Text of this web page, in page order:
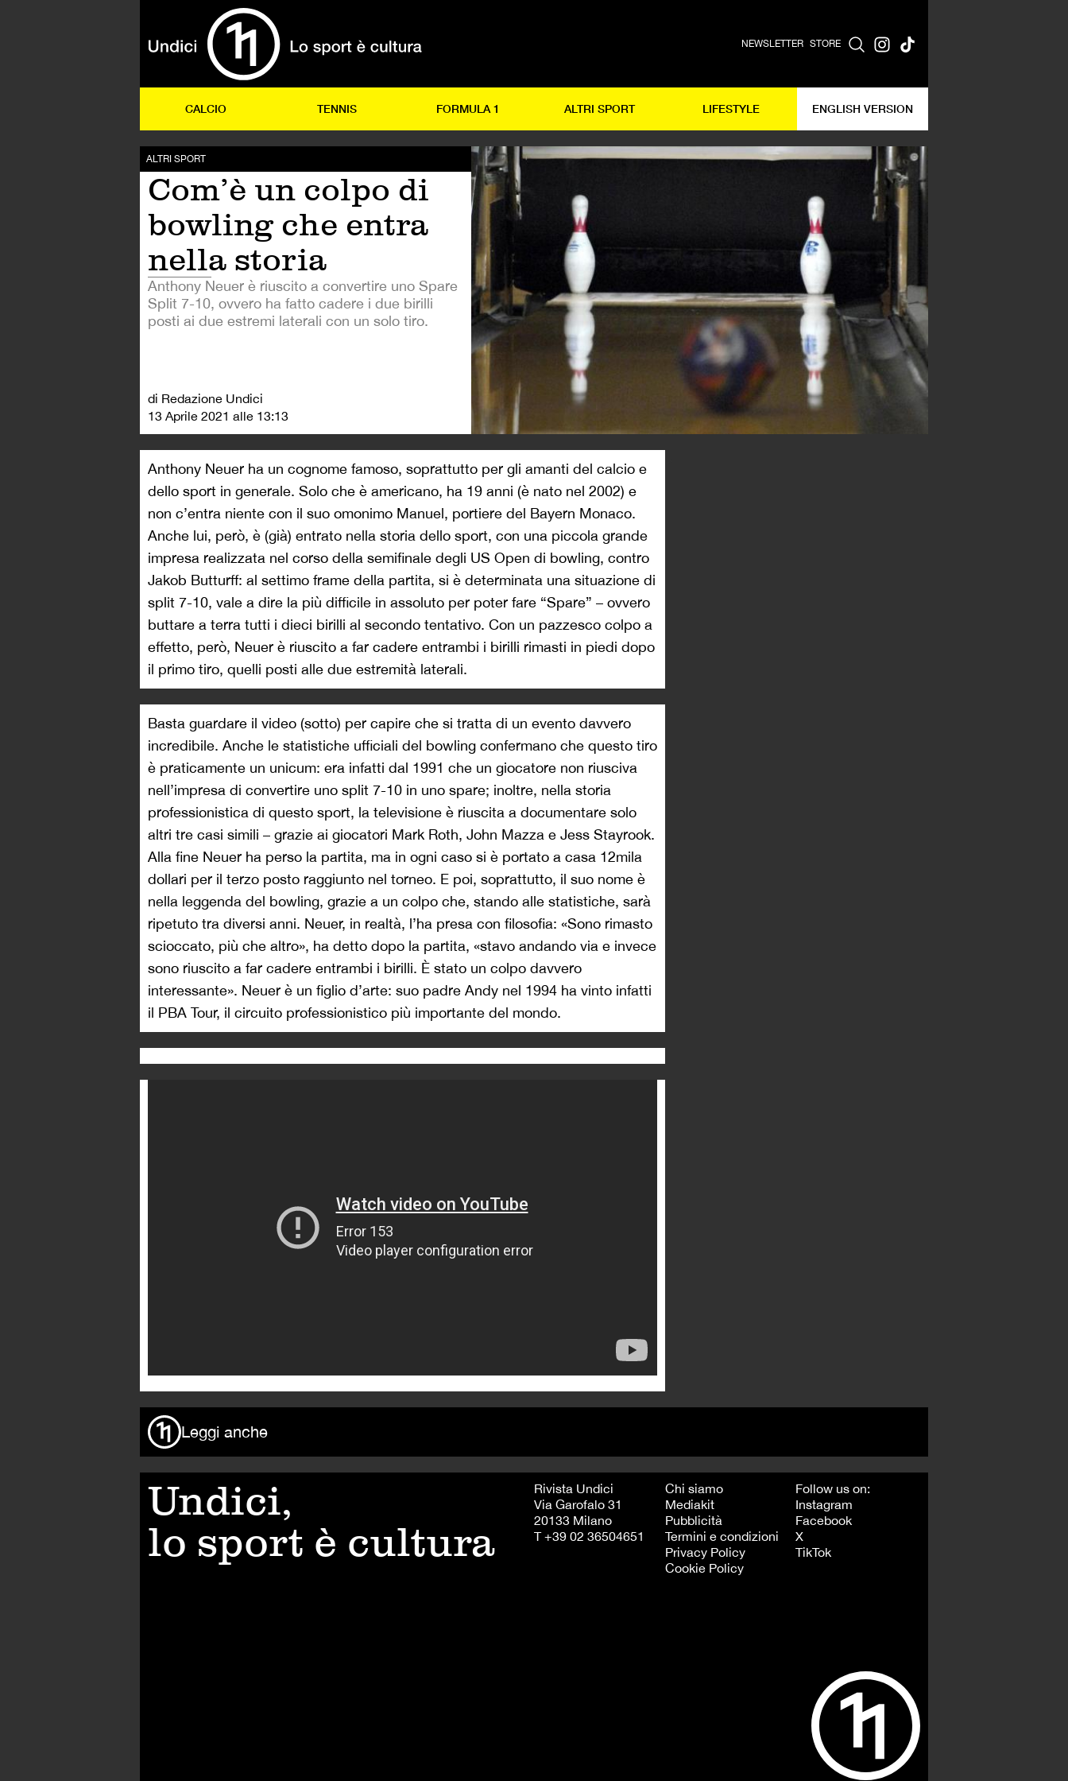
NEWSLETTER STORE
CALCIO TENNIS FORMULA 1 ALTRI SPORT LIFESTYLE ENGLISH VERSION
ALTRI SPORT
Com’è un colpo di
bowling che entra
nella storia
Anthony Neuer è riuscito a convertire uno Spare
Split 7-10, ovvero ha fatto cadere i due birilli
posti ai due estremi laterali con un solo tiro.
di Redazione Undici
13 Aprile 2021 alle 13:13
Anthony Neuer ha un cognome famoso, soprattutto per gli amanti del calcio e
dello sport in generale. Solo che è americano, ha 19 anni (è nato nel 2002) e
non c’entra niente con il suo omonimo Manuel, portiere del Bayern Monaco.
Anche lui, però, è (già) entrato nella storia dello sport, con una piccola grande
impresa realizzata nel corso della semifinale degli US Open di bowling, contro
Jakob Butturff: al settimo frame della partita, si è determinata una situazione di
split 7-10, vale a dire la più difficile in assoluto per poter fare “Spare” – ovvero
buttare a terra tutti i dieci birilli al secondo tentativo. Con un pazzesco colpo a
effetto, però, Neuer è riuscito a far cadere entrambi i birilli rimasti in piedi dopo
il primo tiro, quelli posti alle due estremità laterali.
Basta guardare il video (sotto) per capire che si tratta di un evento davvero
incredibile. Anche le statistiche ufficiali del bowling confermano che questo tiro
è praticamente un unicum: era infatti dal 1991 che un giocatore non riusciva
nell’impresa di convertire uno split 7-10 in uno spare; inoltre, nella storia
professionistica di questo sport, la televisione è riuscita a documentare solo
altri tre casi simili – grazie ai giocatori Mark Roth, John Mazza e Jess Stayrook.
Alla fine Neuer ha perso la partita, ma in ogni caso si è portato a casa 12mila
dollari per il terzo posto raggiunto nel torneo. E poi, soprattutto, il suo nome è
nella leggenda del bowling, grazie a un colpo che, stando alle statistiche, sarà
ripetuto tra diversi anni. Neuer, in realtà, l’ha presa con filosofia: «Sono rimasto
scioccato, più che altro», ha detto dopo la partita, «stavo andando via e invece
sono riuscito a far cadere entrambi i birilli. È stato un colpo davvero
interessante». Neuer è un figlio d’arte: suo padre Andy nel 1994 ha vinto infatti
il PBA Tour, il circuito professionistico più importante del mondo.
Leggi anche
Undici,
lo sport è cultura
Rivista Undici
Via Garofalo 31
20133 Milano
T +39 02 36504651
Chi siamo
Mediakit
Pubblicità
Termini e condizioni
Privacy Policy
Cookie Policy
Follow us on:
Instagram
Facebook
X
TikTok